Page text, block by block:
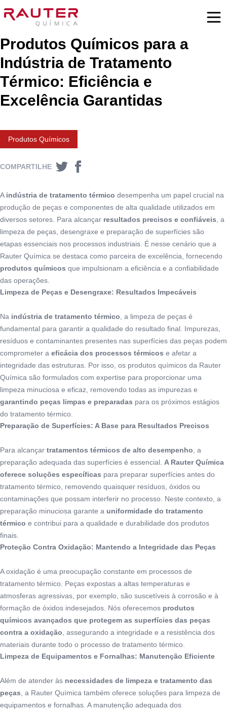
Produtos Químicos para a
Indústria de Tratamento
Térmico: Eficiência e
Excelência Garantidas
Produtos Químicos
COMPARTILHE
A indústria de tratamento térmico desempenha um papel crucial na
produção de peças e componentes de alta qualidade utilizados em
diversos setores. Para alcançar resultados precisos e confiáveis , a
limpeza de peças, desengraxe e preparação de superfícies são
etapas essenciais nos processos industriais. É nesse cenário que a
Rauter Química se destaca como parceira de excelência, fornecendo
produtos químicos que impulsionam a eficiência e a confiabilidade
das operações.
Limpeza de Peças e Desengraxe: Resultados Impecáveis
Na indústria de tratamento térmico , a limpeza de peças é
fundamental para garantir a qualidade do resultado final. Impurezas,
resíduos e contaminantes presentes nas superfícies das peças podem
comprometer a eficácia dos processos térmicos e afetar a
integridade das estruturas. Por isso, os produtos químicos da Rauter
Química são formulados com expertise para proporcionar uma
limpeza minuciosa e eficaz, removendo todas as impurezas e
garantindo peças limpas e preparadas para os próximos estágios
do tratamento térmico.
Preparação de Superfícies: A Base para Resultados Precisos
Para alcançar tratamentos térmicos de alto desempenho , a
preparação adequada das superfícies é essencial. A Rauter Química
oferece soluções específicas para preparar superfícies antes do
tratamento térmico, removendo quaisquer resíduos, óxidos ou
contaminações que possam interferir no processo. Neste contexto, a
preparação minuciosa garante a uniformidade do tratamento
térmico e contribui para a qualidade e durabilidade dos produtos
finais.
Proteção Contra Oxidação: Mantendo a Integridade das Peças
A oxidação é uma preocupação constante em processos de
tratamento térmico. Peças expostas a altas temperaturas e
atmosferas agressivas, por exemplo, são suscetíveis à corrosão e à
formação de óxidos indesejados. Nós oferecemos produtos
químicos avançados que protegem as superfícies das peças
contra a oxidação , assegurando a integridade e a resistência dos
materiais durante todo o processo de tratamento térmico.
Limpeza de Equipamentos e Fornalhas: Manutenção Eficiente
Além de atender às necessidades de limpeza e tratamento das
peças , a Rauter Química também oferece soluções para limpeza de
equipamentos e fornalhas. A manutenção adequada dos